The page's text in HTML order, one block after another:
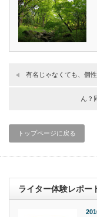
有名じゃなくても、個
ん？
トップページに戻る
ライター体験レポー